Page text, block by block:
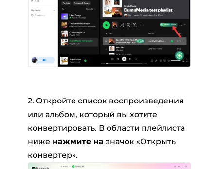
2. Откройте список воспроизведения
или альбом, который вы хотите
конвертировать. В области плейлиста
ниженажмите на значок «Открыть
конвертер».